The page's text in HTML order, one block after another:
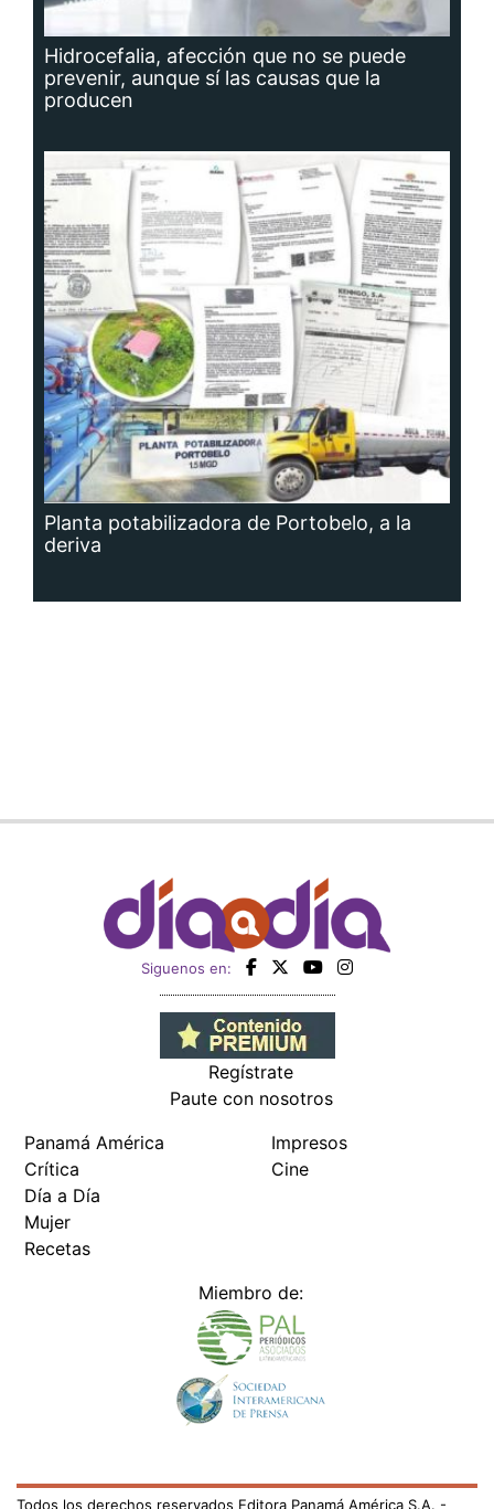
Hidrocefalia, afección que no se puede
prevenir, aunque sí las causas que la
producen
Planta potabilizadora de Portobelo, a la
deriva
Siguenos en:
Regístrate
Paute con nosotros
Panamá América
Crítica
Día a Día
Mujer
Recetas
Impresos
Cine
Miembro de:
Todos los derechos reservados Editora Panamá América S.A. -